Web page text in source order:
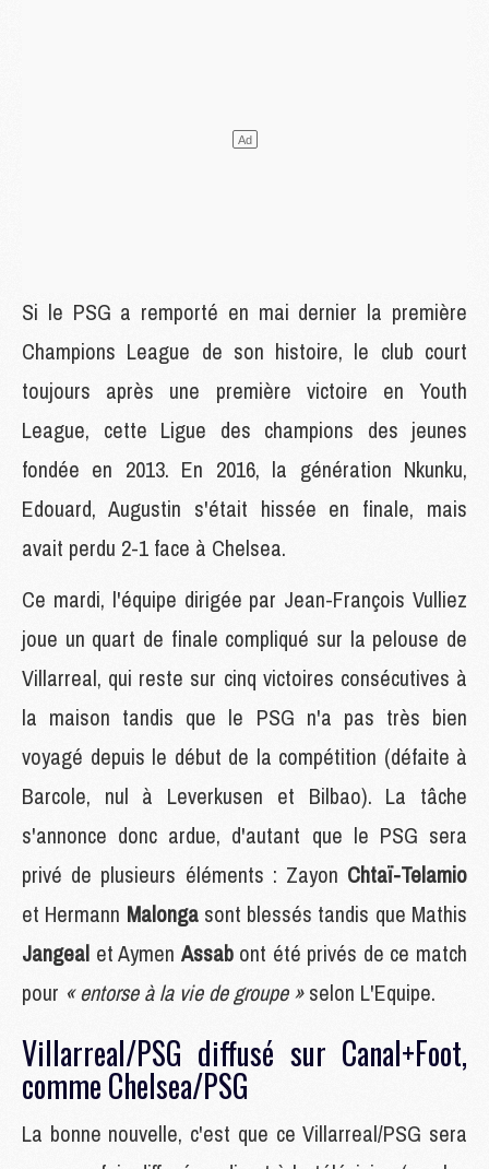
Si le PSG a remporté en mai dernier la première
Champions League de son histoire, le club court
toujours après une première victoire en Youth
League, cette Ligue des champions des jeunes
fondée en 2013. En 2016, la génération Nkunku,
Edouard, Augustin s'était hissée en finale, mais
avait perdu 2-1 face à Chelsea.
Ce mardi, l'équipe dirigée par Jean-François Vulliez
joue un quart de finale compliqué sur la pelouse de
Villarreal, qui reste sur cinq victoires consécutives à
la maison tandis que le PSG n'a pas très bien
voyagé depuis le début de la compétition (défaite à
Barcole, nul à Leverkusen et Bilbao). La tâche
s'annonce donc ardue, d'autant que le PSG sera
privé de plusieurs éléments : Zayon Chtaï-Telamio
et Hermann Malonga sont blessés tandis que Mathis
Jangeal et Aymen Assab ont été privés de ce match
pour « entorse à la vie de groupe »selon L'Equipe.
Villarreal/PSG diffusé sur Canal+Foot,
comme Chelsea/PSG
La bonne nouvelle, c'est que ce Villarreal/PSG sera